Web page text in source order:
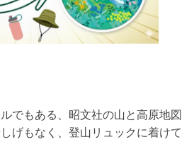
でもある、昭文社の山と高原地図
げもなく、登山リュックに着けて